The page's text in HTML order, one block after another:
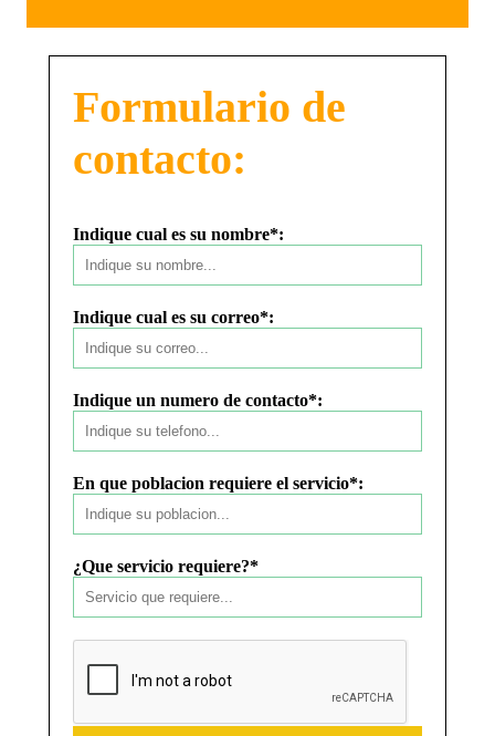
Formulario de
contacto:
Indique cual es su nombre*:
Indique cual es su correo*:
Indique un numero de contacto*:
En que poblacion requiere el servicio*:
¿Que servicio requiere?*